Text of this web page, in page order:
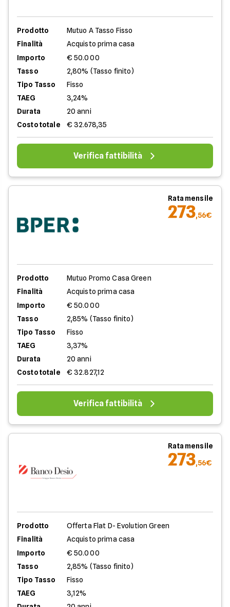
Prodotto
Mutuo A Tasso Fisso
Finalità
Acquisto prima casa
Importo
€ 50.000
Tasso
2,80% (Tasso finito)
Tipo Tasso
Fisso
TAEG
3,24%
Durata
20 anni
Costo totale
€ 32.678,35
Verifica fattibilità
Rata mensile
273,56€
Prodotto
Mutuo Promo Casa Green
Finalità
Acquisto prima casa
Importo
€ 50.000
Tasso
2,85% (Tasso finito)
Tipo Tasso
Fisso
TAEG
3,37%
Durata
20 anni
Costo totale
€ 32.827,12
Verifica fattibilità
Rata mensile
273,56€
Prodotto
Offerta Flat D- Evolution Green
Finalità
Acquisto prima casa
Importo
€ 50.000
Tasso
2,85% (Tasso finito)
Tipo Tasso
Fisso
TAEG
3,12%